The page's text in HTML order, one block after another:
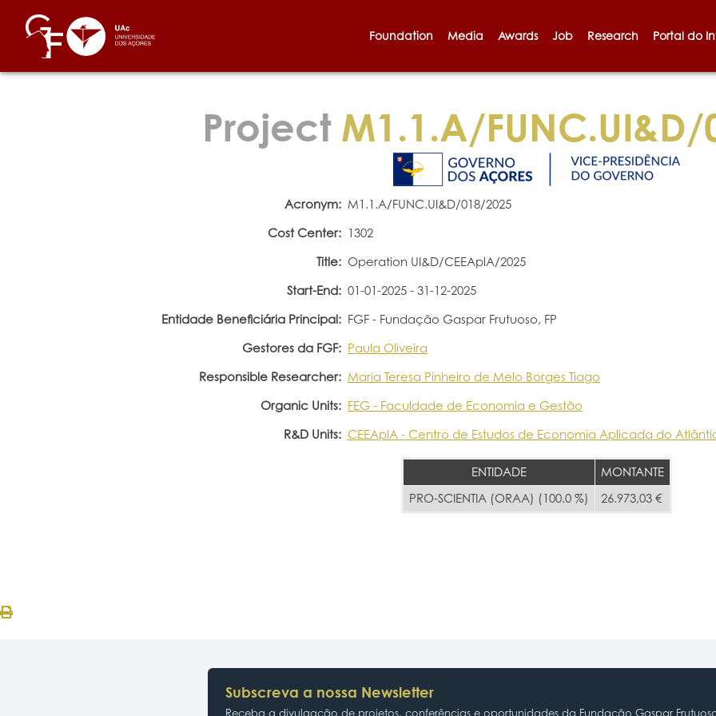
Foundation Media Awards Job Research Portal do
ProjectM1.1.A/FUNC.UI&D/
Acronym: M1.1.A/FUNC.UI&D/018/2025
Cost Center: 1302
Title: Operation UI&D/CEEAplA/2025
Start-End: 01-01-2025 - 31-12-2025
Entidade Beneficiária Principal: FGF - Fundação Gaspar Frutuoso, FP
Gestores da FGF: Paula Oliveira
Responsible Researcher: Maria Teresa Pinheiro de Melo Borges Tiago
Organic Units: FEG - Faculdade de Economia e Gestão
R&D Units: CEEAplA - Centro de Estudos de Economia Aplicada do
ENTIDADE
MONTANTE
PRO-SCIENTIA (ORAA) (100.0 %)
26.973,03 €
Subscreva a nossa Newsletter
Receba a divulgação de projetos, conferências e oportunidades da Fundação Gaspar